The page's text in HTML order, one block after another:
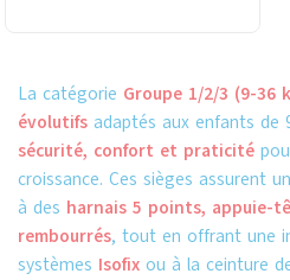
La catégorie Groupe 1/2/3 (9-36
évolutifs adaptés aux enfants de
sécurité, confort et praticité
croissance. Ces sièges assurent
à des harnais 5 points, appuie-
rembourrés, tout en offrant une
systèmes Isofix ou à la ceinture